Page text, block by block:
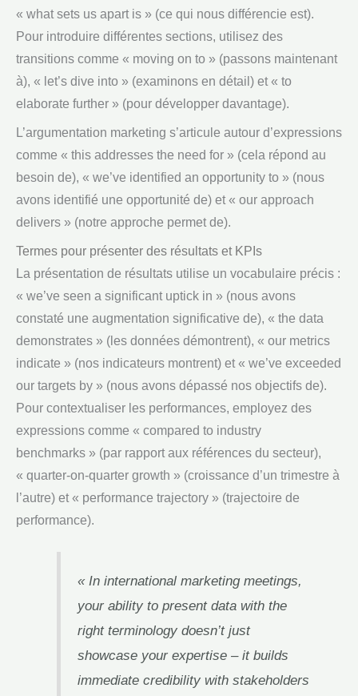
« what sets us apart is » (ce qui nous différencie est).
Pour introduire différentes sections, utilisez des
transitions comme « moving on to » (passons maintenant
à), « let’s dive into » (examinons en détail) et « to
elaborate further » (pour développer davantage).
L’argumentation marketing s’articule autour d’expressions
comme « this addresses the need for » (cela répond au
besoin de), « we’ve identified an opportunity to » (nous
avons identifié une opportunité de) et « our approach
delivers » (notre approche permet de).
Termes pour présenter des résultats et KPIs
La présentation de résultats utilise un vocabulaire précis :
« we’ve seen a significant uptick in » (nous avons
constaté une augmentation significative de), « the data
demonstrates » (les données démontrent), « our metrics
indicate » (nos indicateurs montrent) et « we’ve exceeded
our targets by » (nous avons dépassé nos objectifs de).
Pour contextualiser les performances, employez des
expressions comme « compared to industry
benchmarks » (par rapport aux références du secteur),
« quarter-on-quarter growth » (croissance d’un trimestre à
l’autre) et « performance trajectory » (trajectoire de
performance).
« In international marketing meetings,
your ability to present data with the
right terminology doesn’t just
showcase your expertise – it builds
immediate credibility with stakeholders